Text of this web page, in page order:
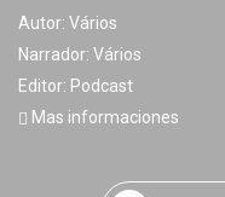
Autor: Vários
Narrador: Vários
Editor: Podcast
Mas informaciones